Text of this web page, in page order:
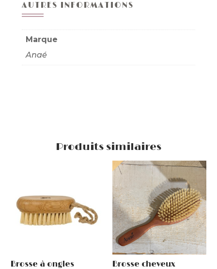
AUTRES INFORMATIONS
Marque
Anaé
Produits similaires
Brosse à ongles Brosse cheveux